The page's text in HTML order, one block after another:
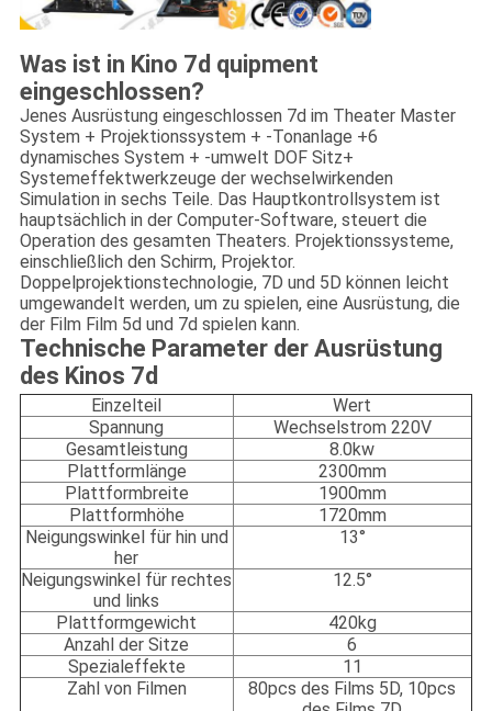
Was ist in Kino 7d quipment
eingeschlossen?
Jenes Ausrüstung eingeschlossen 7d im Theater Master
System + Projektionssystem + -Tonanlage +6
dynamisches System + -umwelt DOF Sitz+
Systemeffektwerkzeuge der wechselwirkenden
Simulation in sechs Teile. Das Hauptkontrollsystem ist
hauptsächlich in der Computer-Software, steuert die
Operation des gesamten Theaters. Projektionssysteme,
einschließlich den Schirm, Projektor.
Doppelprojektionstechnologie, 7D und 5D können leicht
umgewandelt werden, um zu spielen, eine Ausrüstung, die
der Film Film 5d und 7d spielen kann.
Technische Parameter der Ausrüstung
des Kinos 7d
Einzelteil
Wert
Spannung
Wechselstrom 220V
Gesamtleistung
8.0kw
Plattformlänge
2300mm
Plattformbreite
1900mm
Plattformhöhe
1720mm
Neigungswinkel für hin und
her
13°
Neigungswinkel für rechtes
und links
12.5°
Plattformgewicht
420kg
Anzahl der Sitze
6
Spezialeffekte
11
Zahl von Filmen
80pcs des Films 5D, 10pcs